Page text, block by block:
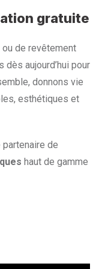
gratuite
de revêtement
aujourd’hui pour
donnons vie
esthétiques et
partenaire de
haut de gamme